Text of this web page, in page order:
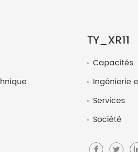
TY_XR11
Capacités
Ingénierie
Services
Société